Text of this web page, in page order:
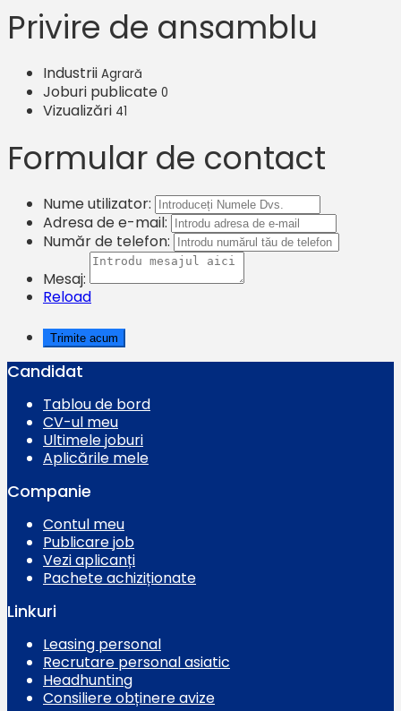
Privire de ansamblu
Industrii Agrară
Joburi publicate 0
Vizualizări 41
Formular de contact
Nume utilizator:
Adresa de e-mail:
Număr de telefon:
Mesaj:
Reload
Candidat
Tablou de bord
CV-ul meu
Ultimele joburi
Aplicările mele
Companie
Contul meu
Publicare job
Vezi aplicanți
Pachete achiziționate
Linkuri
Leasing personal
Recrutare personal asiatic
Headhunting
Consiliere obținere avize